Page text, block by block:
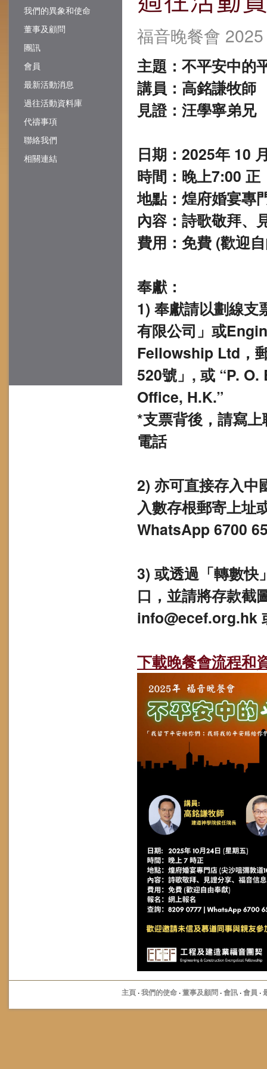
我們的異象和使命
董事及顧問
團訊
會員
最新活動消息
過往活動資料庫
代禱事項
聯絡我們
相關連結
福音晚餐會 2025
主題：不平安中的
講員：高銘謙牧師
見證：汪學寧弟兄
日期：2025年 10
時間：晚上7:00 正
地點：煌府婚宴專
內容：詩歌敬拜、
費用：免費 (歡迎
奉獻：
1) 奉獻請以劃線支
有限公司」或
Fellowship Ltd，
520號」, 或 “P.
Office, H.K.”
*支票背後，請寫
電話
2) 亦可直接存入中
入數存根郵寄上址
WhatsApp 6700
3) 或透過「轉數快
口，並請將存款截
info@ecef.org.hk
下載晚餐會流程和
主頁·我們的使命·董事及顧問·會訊·會員 ·